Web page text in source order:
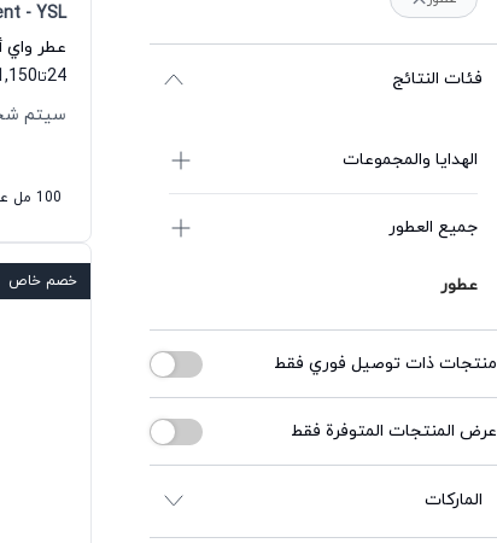
فئات النتائج
الهدايا والمجموعات
جميع العطور
عطور
منتجات ذات توصيل فوري فقط
عرض المنتجات المتوفرة فقط
الماركات
- YSL
عطر واي
24تا
سيتم شحن
100 مل عطر
خصم خاص